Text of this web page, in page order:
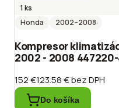
1 ks
Honda
2002–2008
Kompresor
2002 - 2008
152 €123.58 €bez DPH
Do košíka